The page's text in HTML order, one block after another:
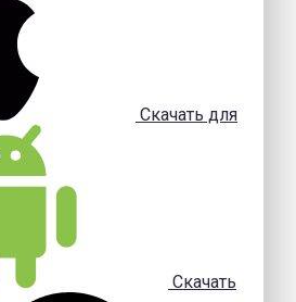
Скачать для
Скачать